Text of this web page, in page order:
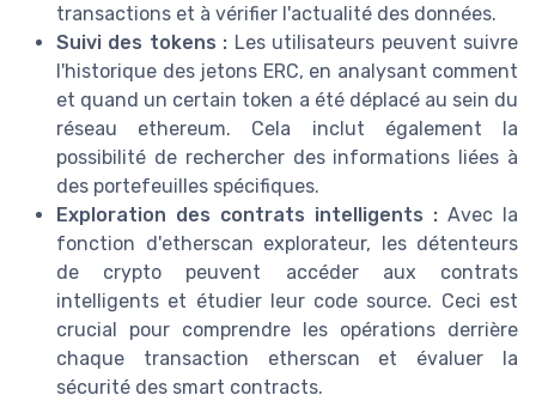
transactions et à vérifier l'actualité des données.
Suivi des tokens : Les utilisateurs peuvent suivre
l'historique des jetons ERC, en analysant comment
et quand un certain token a été déplacé au sein du
réseau ethereum. Cela inclut également la
possibilité de rechercher des informations liées à
des portefeuilles spécifiques.
Exploration des contrats intelligents : Avec la
fonction d'etherscan explorateur, les détenteurs
de crypto peuvent accéder aux contrats
intelligents et étudier leur code source. Ceci est
crucial pour comprendre les opérations derrière
chaque transaction etherscan et évaluer la
sécurité des smart contracts.